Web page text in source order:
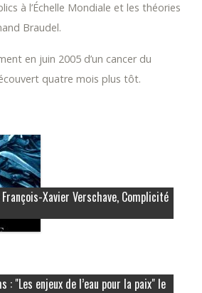
à l’Échelle Mondiale et les théories
Braudel.
en juin 2005 d’un cancer du
quatre mois plus tôt.
Xavier Verschave, Complicité
: "Les enjeux de l’eau pour la paix" le